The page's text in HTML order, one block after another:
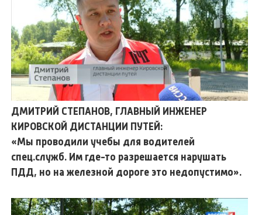
ДМИТРИЙ СТЕПАНОВ, ГЛАВНЫЙ ИНЖЕНЕР
КИРОВСКОЙ ДИСТАНЦИИ ПУТЕЙ:
«Мы проводили учебы для водителей
спец.служб. Им где-то разрешается нарушать
ПДД, но на железной дороге это недопустимо».